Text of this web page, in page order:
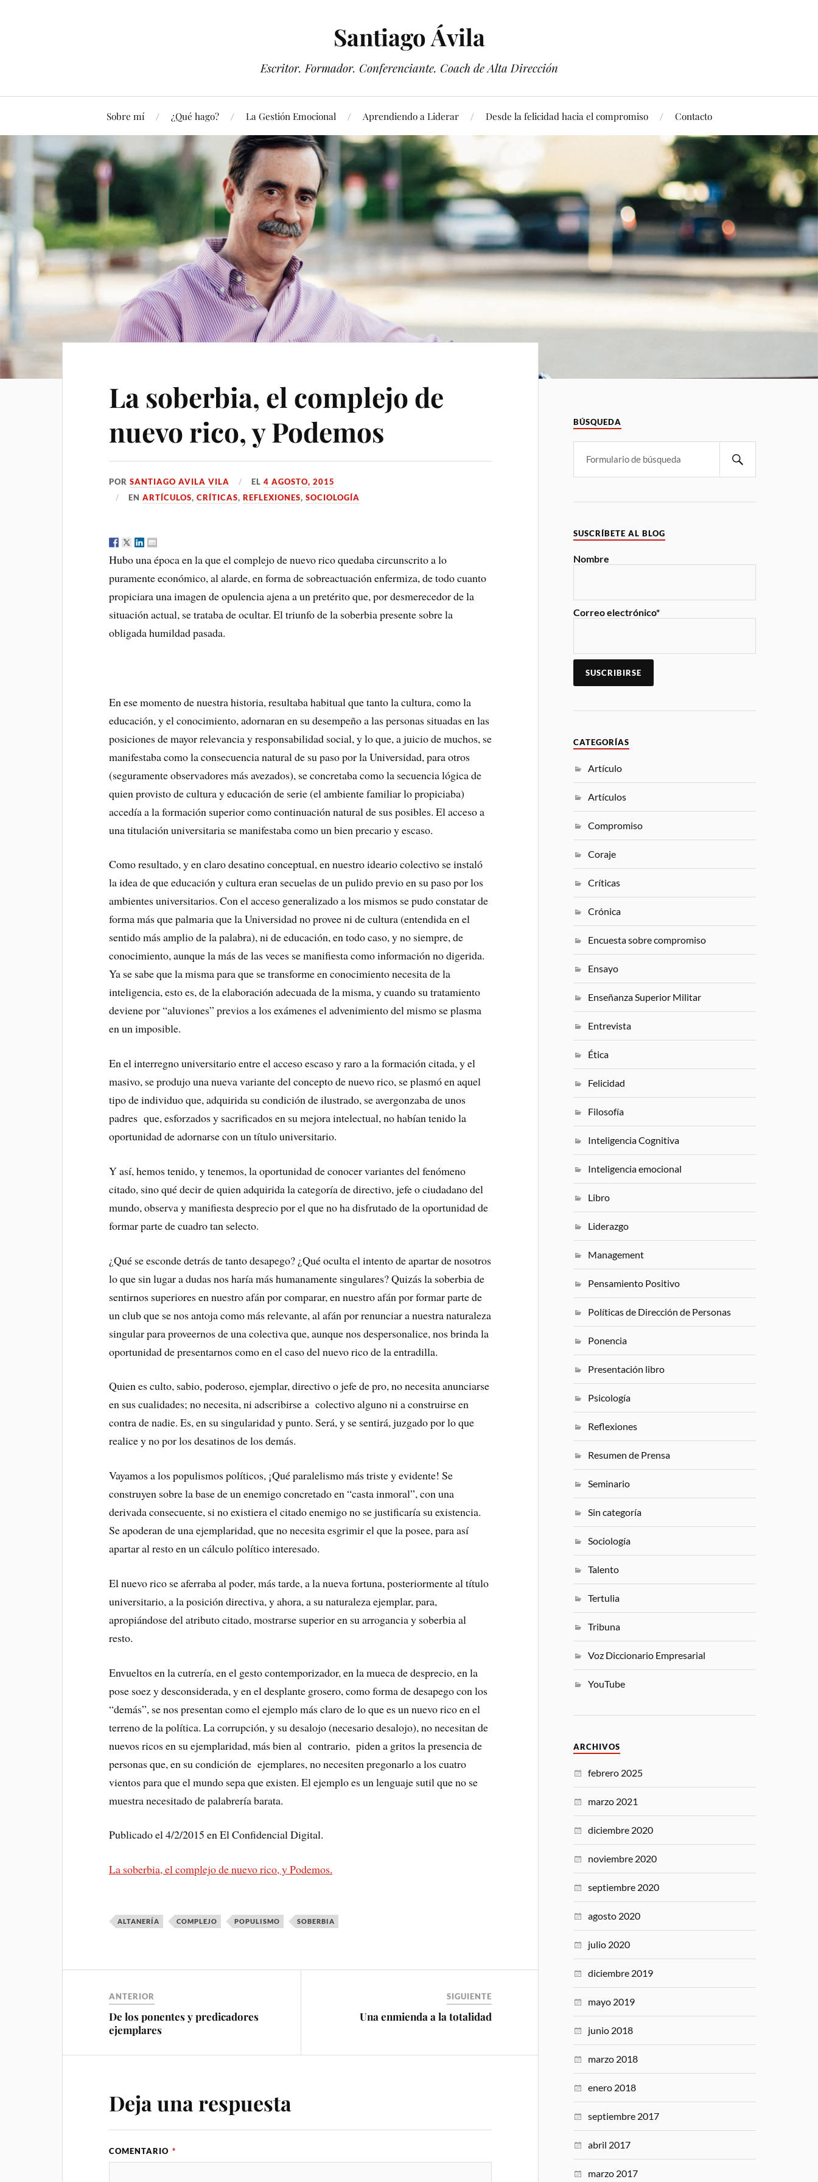
Santiago Ávila
Escritor. Formador. Conferenciante. Coach de Alta Dirección
Sobre mí ¿Qué hago? La Gestión Emocional Aprendiendo a Liderar Desde la felicidad hacia el compromiso Contacto
La soberbia, el complejo de
nuevo rico, y Podemos
PORSANTIAGO AVILA VILA EL4 AGOSTO, 2015
ENARTÍCULOS,CRÍTICAS,REFLEXIONES,SOCIOLOGÍA
Hubo una época en la que el complejo de nuevo rico quedaba circunscrito a lo
puramente económico, al alarde, en forma de sobreactuación enfermiza, de todo cuanto
propiciara una imagen de opulencia ajena a un pretérito que, por desmerecedor de la
situación actual, se trataba de ocultar. El triunfo de la soberbia presente sobre la
obligada humildad pasada.
En ese momento de nuestra historia, resultaba habitual que tanto la cultura, como la
educación, y el conocimiento, adornaran en su desempeño a las personas situadas en las
posiciones de mayor relevancia y responsabilidad social, y lo que, a juicio de muchos, se
manifestaba como la consecuencia natural de su paso por la Universidad, para otros
(seguramente observadores más avezados), se concretaba como la secuencia lógica de
quien provisto de cultura y educación de serie (el ambiente familiar lo propiciaba)
accedía a la formación superior como continuación natural de sus posibles. El acceso a
una titulación universitaria se manifestaba como un bien precario y escaso.
Como resultado, y en claro desatino conceptual, en nuestro ideario colectivo se instaló
la idea de que educación y cultura eran secuelas de un pulido previo en su paso por los
ambientes universitarios. Con el acceso generalizado a los mismos se pudo constatar de
forma más que palmaria que la Universidad no provee ni de cultura (entendida en el
sentido más amplio de la palabra), ni de educación, en todo caso, y no siempre, de
conocimiento, aunque la más de las veces se manifiesta como información no digerida.
Ya se sabe que la misma para que se transforme en conocimiento necesita de la
inteligencia, esto es, de la elaboración adecuada de la misma, y cuando su tratamiento
deviene por “aluviones” previos a los exámenes el advenimiento del mismo se plasma
en un imposible.
En el interregno universitario entre el acceso escaso y raro a la formación citada, y el
masivo, se produjo una nueva variante del concepto de nuevo rico, se plasmó en aquel
tipo de individuo que, adquirida su condición de ilustrado, se avergonzaba de unos
padres que, esforzados y sacrificados en su mejora intelectual, no habían tenido la
oportunidad de adornarse con un título universitario.
Y así, hemos tenido, y tenemos, la oportunidad de conocer variantes del fenómeno
citado, sino qué decir de quien adquirida la categoría de directivo, jefe o ciudadano del
mundo, observa y manifiesta desprecio por el que no ha disfrutado de la oportunidad de
formar parte de cuadro tan selecto.
¿Qué se esconde detrás de tanto desapego? ¿Qué oculta el intento de apartar de nosotros
lo que sin lugar a dudas nos haría más humanamente singulares? Quizás la soberbia de
sentirnos superiores en nuestro afán por comparar, en nuestro afán por formar parte de
un club que se nos antoja como más relevante, al afán por renunciar a nuestra naturaleza
singular para proveernos de una colectiva que, aunque nos despersonalice, nos brinda la
oportunidad de presentarnos como en el caso del nuevo rico de la entradilla.
Quien es culto, sabio, poderoso, ejemplar, directivo o jefe de pro, no necesita anunciarse
en sus cualidades; no necesita, ni adscribirse a colectivo alguno ni a construirse en
contra de nadie. Es, en su singularidad y punto. Será, y se sentirá, juzgado por lo que
realice y no por los desatinos de los demás.
Vayamos a los populismos políticos, ¡Qué paralelismo más triste y evidente! Se
construyen sobre la base de un enemigo concretado en “casta inmoral”, con una
derivada consecuente, si no existiera el citado enemigo no se justificaría su existencia.
Se apoderan de una ejemplaridad, que no necesita esgrimir el que la posee, para así
apartar al resto en un cálculo político interesado.
El nuevo rico se aferraba al poder, más tarde, a la nueva fortuna, posteriormente al título
universitario, a la posición directiva, y ahora, a su naturaleza ejemplar, para,
apropiándose del atributo citado, mostrarse superior en su arrogancia y soberbia al
resto.
Envueltos en la cutrería, en el gesto contemporizador, en la mueca de desprecio, en la
pose soez y desconsiderada, y en el desplante grosero, como forma de desapego con los
“demás”, se nos presentan como el ejemplo más claro de lo que es un nuevo rico en el
terreno de la política. La corrupción, y su desalojo (necesario desalojo), no necesitan de
nuevos ricos en su ejemplaridad, más bien al contrario, piden a gritos la presencia de
personas que, en su condición de ejemplares, no necesiten pregonarlo a los cuatro
vientos para que el mundo sepa que existen. El ejemplo es un lenguaje sutil que no se
muestra necesitado de palabrería barata.
Publicado el 4/2/2015 en El Confidencial Digital.
La soberbia, el complejo de nuevo rico, y Podemos.
ALTANERÍA COMPLEJO POPULISMO SOBERBIA
ANTERIOR
De los ponentes y predicadores
ejemplares
SIGUIENTE
Una enmienda a la totalidad
Deja una respuesta
COMENTARIO *
BÚSQUEDA
SUSCRÍBETE AL BLOG
Nombre
Correo electrónico*
CATEGORÍAS
Artículo
Artículos
Compromiso
Coraje
Críticas
Crónica
Encuesta sobre compromiso
Ensayo
Enseñanza Superior Militar
Entrevista
Ética
Felicidad
Filosofía
Inteligencia Cognitiva
Inteligencia emocional
Libro
Liderazgo
Management
Pensamiento Positivo
Políticas de Dirección de Personas
Ponencia
Presentación libro
Psicología
Reflexiones
Resumen de Prensa
Seminario
Sin categoría
Sociología
Talento
Tertulia
Tribuna
Voz Diccionario Empresarial
YouTube
ARCHIVOS
febrero 2025
marzo 2021
diciembre 2020
noviembre 2020
septiembre 2020
agosto 2020
julio 2020
diciembre 2019
mayo 2019
junio 2018
marzo 2018
enero 2018
septiembre 2017
abril 2017
marzo 2017